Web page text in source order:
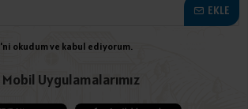
EKLE
'ni okudum ve kabul ediyorum.
Mobil Uygulamalarımız